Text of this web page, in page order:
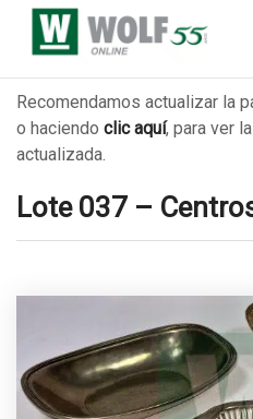
Recomendamos actualizar la
o haciendo clic aquí, para ver
actualizada.
Lote 037 –